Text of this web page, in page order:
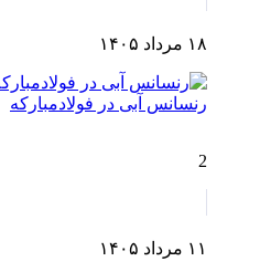
۱۸ مرداد ۱۴۰۵
رنسانس آبی در فولادمبارکه
2
۱۱ مرداد ۱۴۰۵